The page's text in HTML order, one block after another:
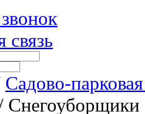
связь
Садово-